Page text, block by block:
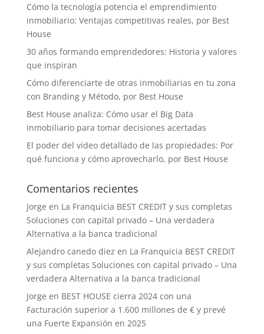
Cómo la tecnología potencia el emprendimiento
inmobiliario: Ventajas competitivas reales, por Best
House
30 años formando emprendedores: Historia y valores
que inspiran
Cómo diferenciarte de otras inmobiliarias en tu zona
con Branding y Método, por Best House
Best House analiza: Cómo usar el Big Data
inmobiliario para tomar decisiones acertadas
El poder del vídeo detallado de las propiedades: Por
qué funciona y cómo aprovecharlo, por Best House
Comentarios recientes
Jorge en La Franquicia BEST CREDIT y sus completas
Soluciones con capital privado – Una verdadera
Alternativa a la banca tradicional
Alejandro canedo diez en La Franquicia BEST CREDIT
y sus completas Soluciones con capital privado – Una
verdadera Alternativa a la banca tradicional
Jorge en BEST HOUSE cierra 2024 con una
Facturación superior a 1.600 millones de € y prevé
una Fuerte Expansión en 2025